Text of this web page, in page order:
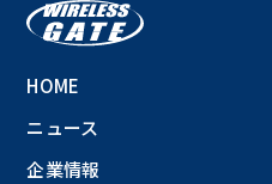
HOME
ニュース
企業情報